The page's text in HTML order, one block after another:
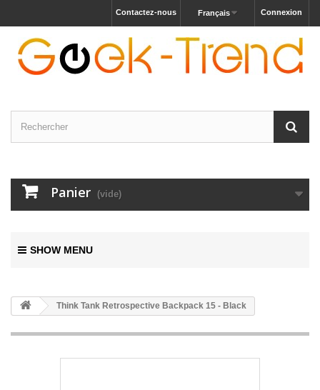
Connexion
Français
Contactez-nous
Panier (vide)
SHOW MENU
Think Tank Retrospective Backpack 15 - Black